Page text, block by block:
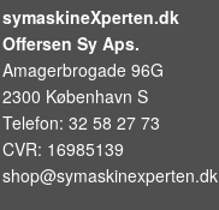
symaskineXperten.dk
Offersen Sy Aps.
Amagerbrogade 96G
2300 København S
Telefon: 32 58 27 73
CVR: 16985139
shop@symaskinexperten.dk